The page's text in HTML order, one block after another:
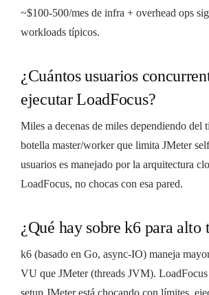
~$100-500/mes de infra + overhead ops
workloads típicos.
¿Cuántos usuarios
ejecutar LoadFocus?
Miles a decenas de miles dependiendo del
botella master/worker que limita JMeter
usuarios es manejado por la arquitectura
LoadFocus, no chocas con esa pared.
¿Qué hay sobre k6 para alto
k6 (basado en Go, async-IO) maneja
VU que JMeter (threads JVM). LoadFocus
setup JMeter está chocando con límites,